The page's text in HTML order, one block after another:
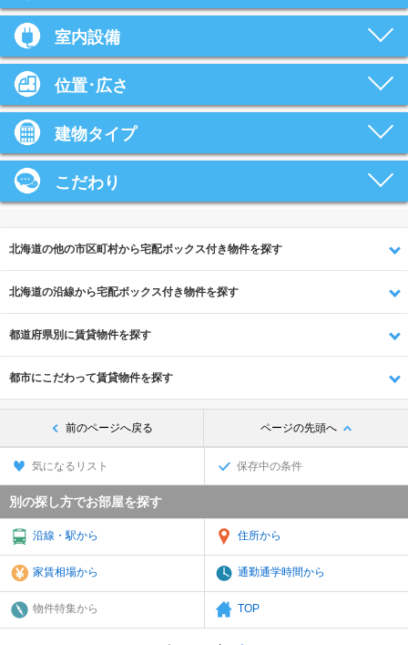
室内設備
位置･広さ
建物タイプ
こだわり
北海道の他の市区町村から宅配ボックス付き物件を探す
北海道の沿線から宅配ボックス付き物件を探す
都道府県別に賃貸物件を探す
都市にこだわって賃貸物件を探す
前のページへ戻る ページの先頭へ
気になるリスト 保存中の条件
別の探し方でお部屋を探す
沿線・駅から 住所から
家賃相場から 通勤通学時間から
物件特集から TOP